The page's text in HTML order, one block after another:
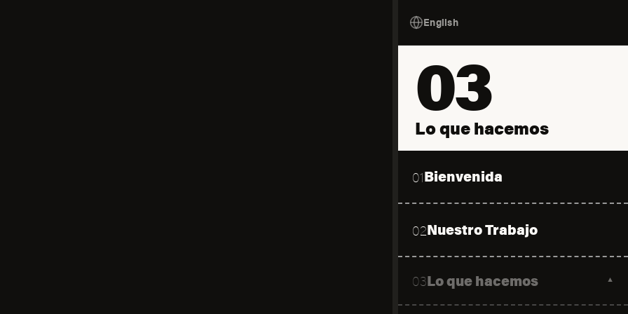
English
03
Lo que hacemos
01Bienvenida
02Nuestro Trabajo
03Lo que hacemos ▼